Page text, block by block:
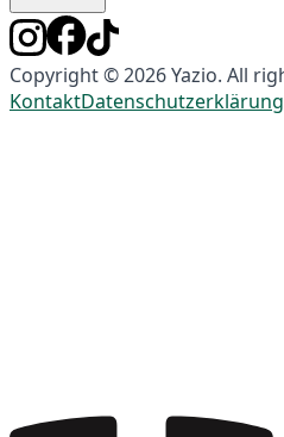
Copyright © 2026 Yazio. All
KontaktDatenschutzerklärung